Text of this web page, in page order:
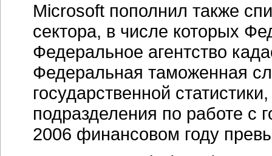
Microsoft пополнил также
сектора, в числе которых
Федеральное агентство
Федеральная таможенная
государственной
подразделения по работе с
2006 финансовом году